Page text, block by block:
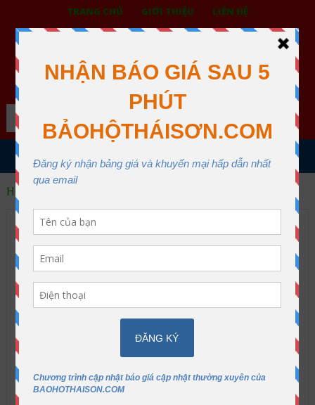
TRANG CHỦ GIỚI THIỆU LIÊN HỆ
BẢO HỘ LAO ĐỘNG THÁI SƠN
XƯỞNG MAY THÁI SƠN QUẬN 12
Search
MENU
Home
Phượt Archive
Cung đường tuần tra biên giới đẹp ngất
ngây ở Bình Liêu
Cung đường biên giới hùng vĩ cheo leo bên mép
vực, biển mây bất chợt ùa dưới chân, những
dòng thác và suối ghềnh mát rượi… tất cả những